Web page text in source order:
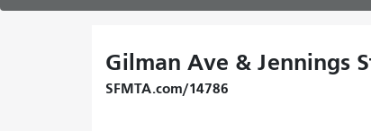
Gilman Ave & Jennings
SFMTA.com/14786